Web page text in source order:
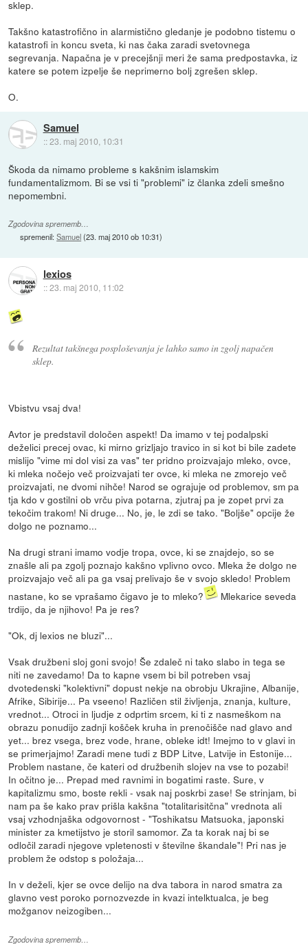
sklep.
Takšno katastrofično in alarmistično gledanje je podobno tistemu o
katastrofi in koncu sveta, ki nas čaka zaradi svetovnega
segrevanja. Napačna je v precejšnji meri že sama predpostavka, iz
katere se potem izpelje še neprimerno bolj zgrešen sklep.
O.
Samuel
::23. maj 2010, 10:31
Škoda da nimamo probleme s kakšnim islamskim
fundamentalizmom. Bi se vsi ti "problemi" iz članka zdeli smešno
nepomembni.
Zgodovina sprememb…
spremenil:Samuel(23. maj 2010 ob 10:31)
lexios
::23. maj 2010, 11:02
Rezultat takšnega posploševanja je lahko samo in zgolj napačen
sklep.
Vbistvu vsaj dva!
Avtor je predstavil določen aspekt! Da imamo v tej podalpski
deželici precej ovac, ki mirno grizljajo travico in si kot bi bile zadete
mislijo "vime mi dol visi za vas" ter pridno proizvajajo mleko, ovce,
ki mleka nočejo več proizvajati ter ovce, ki mleka ne zmorejo več
proizvajati, ne dvomi nihče! Narod se ograjuje od problemov, sm pa
tja kdo v gostilni ob vrču piva potarna, zjutraj pa je zopet prvi za
tekočim trakom! Ni druge... No, je, le zdi se tako. "Boljše" opcije že
dolgo ne poznamo...
Na drugi strani imamo vodje tropa, ovce, ki se znajdejo, so se
znašle ali pa zgolj poznajo kakšno vplivno ovco. Mleka že dolgo ne
proizvajajo več ali pa ga vsaj prelivajo še v svojo skledo! Problem
nastane, ko se vprašamo čigavo je to mleko?
Mlekarice seveda
trdijo, da je njihovo! Pa je res?
"Ok, dj lexios ne bluzi"...
Vsak družbeni sloj goni svojo! Še zdaleč ni tako slabo in tega se
niti ne zavedamo! Da to kapne vsem bi bil potreben vsaj
dvotedenski "kolektivni" dopust nekje na obrobju Ukrajine, Albanije,
Afrike, Sibirije... Pa vseeno! Različen stil življenja, znanja, kulture,
vrednot... Otroci in ljudje z odprtim srcem, ki ti z nasmeškom na
obrazu ponudijo zadnji košček kruha in prenočišče nad glavo and
yet... brez vsega, brez vode, hrane, obleke idt! Imejmo to v glavi in
se primerjajmo! Zaradi mene tudi z BDP Litve, Latvije in Estonije...
Problem nastane, če kateri od družbenih slojev na vse to pozabi!
In očitno je... Prepad med ravnimi in bogatimi raste. Sure, v
kapitalizmu smo, boste rekli - vsak naj poskrbi zase! Se strinjam, bi
nam pa še kako prav prišla kakšna "totalitarisitčna" vrednota ali
vsaj vzhodnjaška odgovornost - "Toshikatsu Matsuoka, japonski
minister za kmetijstvo je storil samomor. Za ta korak naj bi se
odločil zaradi njegove vpletenosti v številne škandale"! Pri nas je
problem že odstop s položaja...
In v deželi, kjer se ovce delijo na dva tabora in narod smatra za
glavno vest poroko pornozvezde in kvazi intelktualca, je beg
možganov neizogiben...
Zgodovina sprememb…